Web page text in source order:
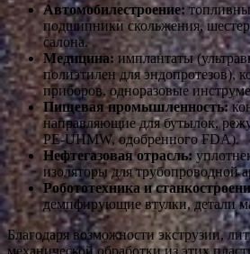
Автомобилестроение:
подшипники скольжения,
салона.
Медицина: имплантаты
полиэтилен для эндопротезов),
приборов, одноразовые
Пищевая промышленность:
направляющие для бутылок,
PE‑UHMW, одобренного FDA).
Нефтегазовая отрасль:
изоляторы для трубопроводной
Робототехника и
демпфирующие втулки, детали
Благодаря возможности экструзии,
механической обработки из этих